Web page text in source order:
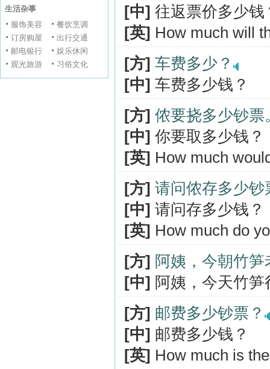
生活杂事
服饰美容
餐饮烹调
订房购屋
出行交通
邮电银行
娱乐休闲
观光旅游
习俗文化
[中] 往返票价多少钱
[英] How much will
[方] 车费多少？
[中] 车费多少钱？
[方] 侬要挠多少钞票
[中] 你要取多少钱？
[英] How much
[方] 请问侬存多少钞
[中] 请问存多少钱？
[英] How much do
[方] 阿姨，今朝竹
[中] 阿姨，今天竹
[方] 邮费多少钞票？
[中] 邮费多少钱？
[英] How much is